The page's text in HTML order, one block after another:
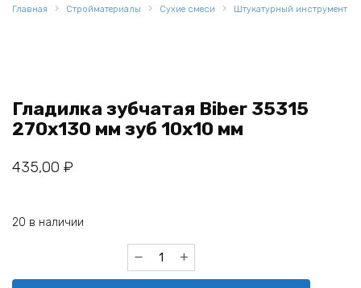
Главная Стройматериалы Сухие смеси Штукатурный инструмент
Гладилка зубчатая Biber 35315
270х130 мм зуб 10х10 мм
435,00 ₽
20 в наличии
Количество
товара